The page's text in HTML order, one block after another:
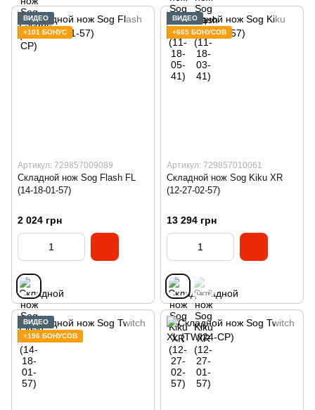
ВИДЕО
+101 БОНУС
Артикул: 729857009089
Складной нож Sog Flash FL
(14-18-01-57)
2 024 грн
ВИДЕО
+665 БОНУСОВ
Артикул: 729857010061
Складной нож Sog Kiku XR
(12-27-02-57)
13 294 грн
ВИДЕО
+196 БОНУСОВ